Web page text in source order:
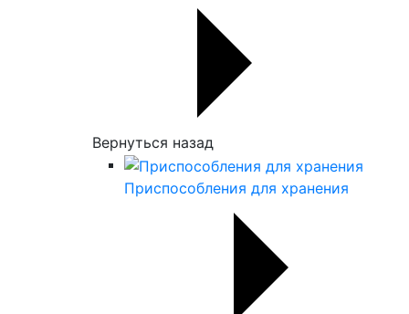
Вернуться назад
Приспособления для хранения